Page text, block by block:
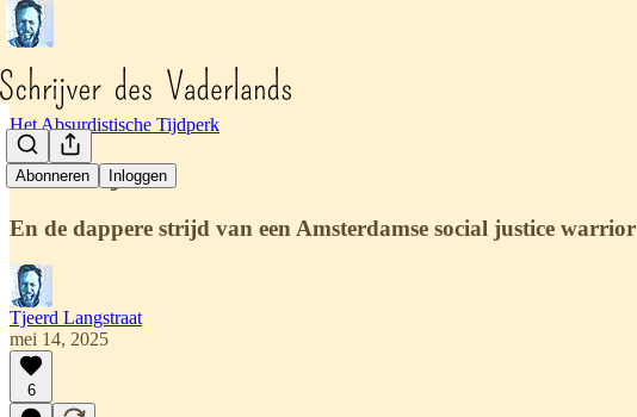
Abonneren Inloggen
Het Absurdistische Tijdperk
Pelle Stijn
En de dappere strijd van een Amsterdamse social justice warrior
Tjeerd Langstraat
mei 14, 2025
6